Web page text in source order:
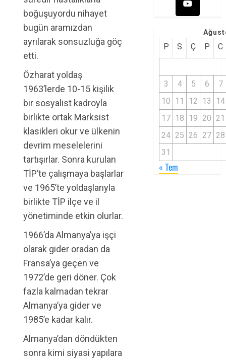
boğuşuyordu nihayet
bugün aramızdan
ayrılarak sonsuzluğa göç
etti.
Özharat yoldaş
1963’lerde 10-15 kişilik
bir sosyalist kadroyla
birlikte ortak Marksist
klasikleri okur ve ülkenin
devrim meselelerini
tartışırlar. Sonra kurulan
TİP’te çalışmaya başlarlar
ve 1965’te yoldaşlarıyla
birlikte TİP ilçe ve il
yönetiminde etkin olurlar.
1966’da Almanya’ya işçi
olarak gider oradan da
Fransa’ya geçen ve
1972’de geri döner. Çok
fazla kalmadan tekrar
Almanya’ya gider ve
1985’e kadar kalır.
Almanya’dan döndükten
sonra kimi siyasi yapılara
P S Ç P C
3 4 5 6
7
10 11 12 13
14
17 18 19 20 21
24 25 26 27 28
31
« Tem